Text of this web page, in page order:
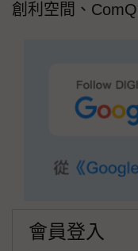
創利空間、
會員登入